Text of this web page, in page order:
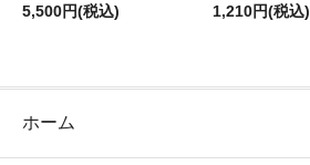
5,500円(税込)
1,210円(税込)
ホーム